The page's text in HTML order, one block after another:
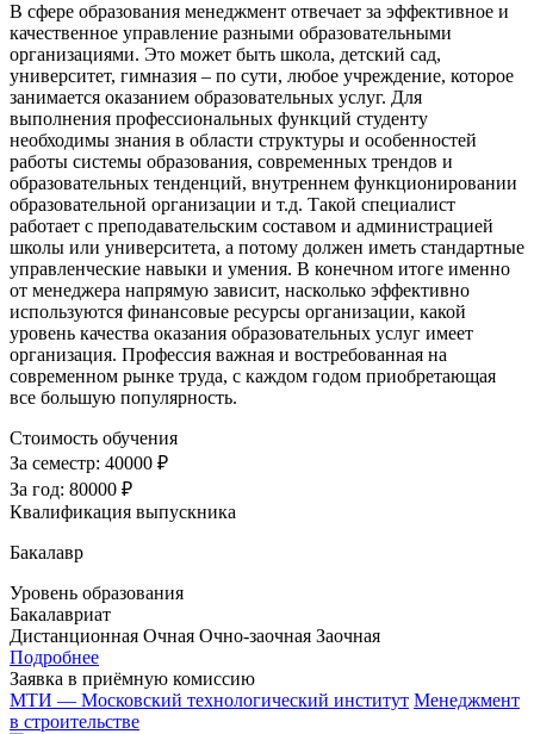
В сфере образования менеджмент отвечает за эффективное и
качественное управление разными образовательными
организациями. Это может быть школа, детский сад,
университет, гимназия – по сути, любое учреждение, которое
занимается оказанием образовательных услуг. Для
выполнения профессиональных функций студенту
необходимы знания в области структуры и особенностей
работы системы образования, современных трендов и
образовательных тенденций, внутреннем функционировании
образовательной организации и т.д. Такой специалист
работает с преподавательским составом и администрацией
школы или университета, а потому должен иметь стандартные
управленческие навыки и умения. В конечном итоге именно
от менеджера напрямую зависит, насколько эффективно
используются финансовые ресурсы организации, какой
уровень качества оказания образовательных услуг имеет
организация. Профессия важная и востребованная на
современном рынке труда, с каждом годом приобретающая
все большую популярность.
Стоимость обучения
За семестр: 40000 ₽
За год: 80000 ₽
Квалификация выпускника
Бакалавр
Уровень образования
Бакалавриат
Дистанционная Очная Очно-заочная Заочная
Подробнее
Заявка в приёмную комиссию
МТИ — Московский технологический институт Менеджмент
в строительстве